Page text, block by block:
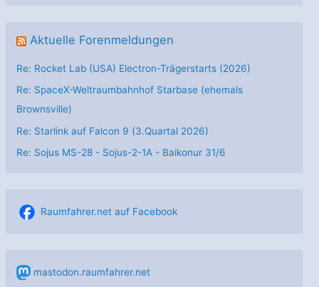
Aktuelle Forenmeldungen
Re: Rocket Lab (USA) Electron-Trägerstarts (2026)
Re: SpaceX-Weltraumbahnhof Starbase (ehemals
Brownsville)
Re: Starlink auf Falcon 9 (3.Quartal 2026)
Re: Sojus MS-28 - Sojus-2-1А - Baikonur 31/6
Raumfahrer.net auf Facebook
mastodon.raumfahrer.net